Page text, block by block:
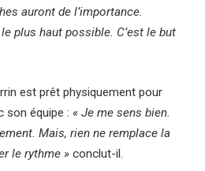
auront de l’importance.
plus haut possible. C’est le but
est prêt physiquement pour
son équipe : « Je me sens bien.
Mais, rien ne remplace la
le rythme » conclut-il.